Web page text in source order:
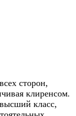
сторон,
клиренсом.
класс,